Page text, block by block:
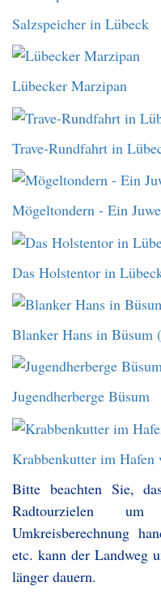
Salzspeicher in Lübeck
Lübecker Marzipan
Trave-Rundfahrt in
Mögeltondern - Ein
Das Holstentor in
Blanker Hans in Büsum
Jugendherberge Büsum
Krabbenkutter im Hafen
Bitte beachten Sie,
Radtourzielen
Umkreisberechnung
etc. kann der Landweg
länger dauern.